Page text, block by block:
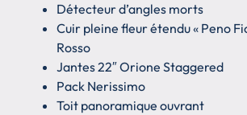
Détecteur d’angles morts
Cuir pleine fleur étendu « Peno
Rosso
Jantes 22″ Orione Staggered
Pack Nerissimo
Toit panoramique ouvrant